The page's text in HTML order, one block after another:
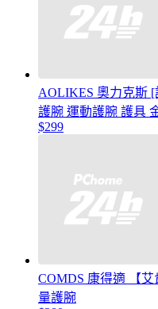
AOLIKES 奧力克斯
護腕 運動護腕 護具
$299
COMDS 康得適 【
量護腕